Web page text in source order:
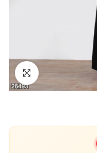
انقر للتكبير